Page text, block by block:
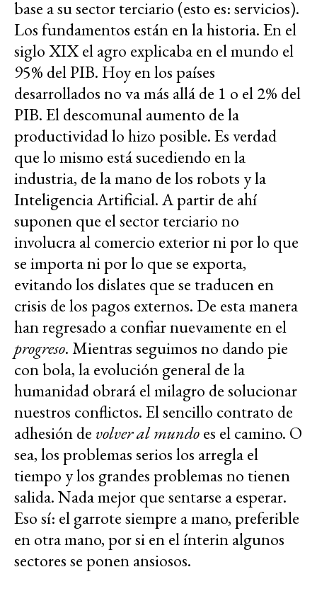
base a su sector terciario (esto es: servicios).
Los fundamentos están en la historia. En el
siglo XIX el agro explicaba en el mundo el
95% del PIB. Hoy en los países
desarrollados no va más allá de 1 o el 2% del
PIB. El descomunal aumento de la
productividad lo hizo posible. Es verdad
que lo mismo está sucediendo en la
industria, de la mano de los robots y la
Inteligencia Artificial. A partir de ahí
suponen que el sector terciario no
involucra al comercio exterior ni por lo que
se importa ni por lo que se exporta,
evitando los dislates que se traducen en
crisis de los pagos externos. De esta manera
han regresado a confiar nuevamente en el
progreso. Mientras seguimos no dando pie
con bola, la evolución general de la
humanidad obrará el milagro de solucionar
nuestros conflictos. El sencillo contrato de
adhesión de volver al mundoes el camino. O
sea, los problemas serios los arregla el
tiempo y los grandes problemas no tienen
salida. Nada mejor que sentarse a esperar.
Eso sí: el garrote siempre a mano, preferible
en otra mano, por si en el ínterin algunos
sectores se ponen ansiosos.